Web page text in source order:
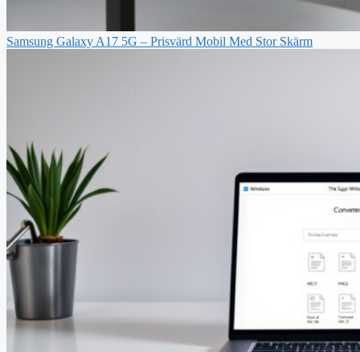
Samsung Galaxy A17 5G – Prisvärd Mobil Med Stor Skärm